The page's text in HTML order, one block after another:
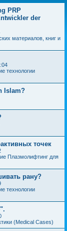
PRP
der
материалов, книг и
технологии
Islam?
точек
Плазмолифтинг для
рану?
технологии
(Medical Cases)